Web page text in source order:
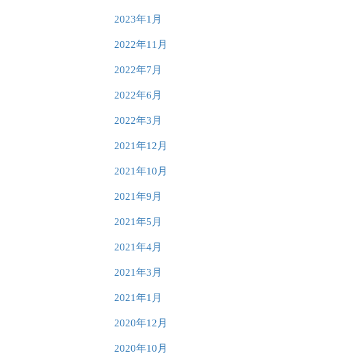
2023年1月
2022年11月
2022年7月
2022年6月
2022年3月
2021年12月
2021年10月
2021年9月
2021年5月
2021年4月
2021年3月
2021年1月
2020年12月
2020年10月